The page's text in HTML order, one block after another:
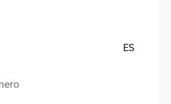
ES